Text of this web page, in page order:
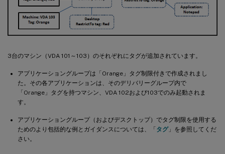
3台のマシン（VDA 101～103）のそれぞれにタグが追加されています。
アプリケーショングループは「Orange」タグ制限付きで作成されまし
た。その各アプリケーションは、そのデリバリーグループ内で
「Orange」タグを持つマシン、VDA 102および103でのみ起動されま
す。
アプリケーショングループ（およびデスクトップ）でタグ制限を使用する
ためのより包括的な例とガイダンスについては、「タグ」を参照してくだ
さい。